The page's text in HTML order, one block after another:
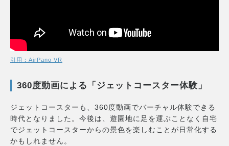
引用：AirPano VR
360度動画による「ジェットコースター体験」
ジェットコースターも、360度動画でバーチャル体験できる
時代となりました。今後は、遊園地に足を運ぶことなく自宅
でジェットコースターからの景色を楽しむことが日常化する
かもしれません。